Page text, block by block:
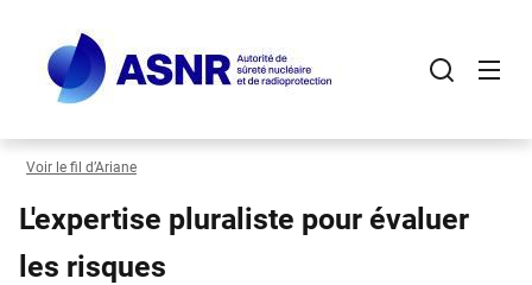
contenu
principal
Voir le fil d’Ariane
L'expertise pluraliste pour évaluer
les risques